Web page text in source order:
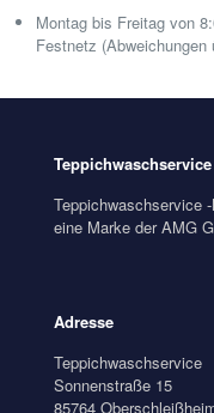
Montag bis Freitag von
Festnetz
Teppichwaschservice
Teppichwaschservice
eine Marke der AMG
Adresse
Teppichwaschservice
Sonnenstraße 15
85764